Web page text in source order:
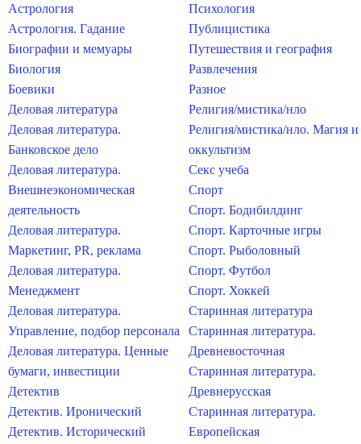
Астрология
Астрология. Гадание
Биографии и мемуары
Биология
Боевики
Деловая литература
Деловая литература.
Банковское дело
Деловая литература.
Внешнеэкономическая
деятельность
Деловая литература.
Маркетинг, PR, реклама
Деловая литература.
Менеджмент
Деловая литература.
Управление, подбор персонала
Деловая литература. Ценные
бумаги, инвестиции
Детектив
Детектив. Иронический
Детектив. Исторический
Психология
Публицистика
Путешествия и география
Развлечения
Разное
Религия/мистика/нло
Религия/мистика/нло. Магия и
оккультизм
Секс учеба
Спорт
Спорт. Бодибилдинг
Спорт. Карточные игры
Спорт. Рыболовный
Спорт. Футбол
Спорт. Хоккей
Старинная литература
Старинная литература.
Древневосточная
Старинная литература.
Древнерусская
Старинная литература.
Европейская